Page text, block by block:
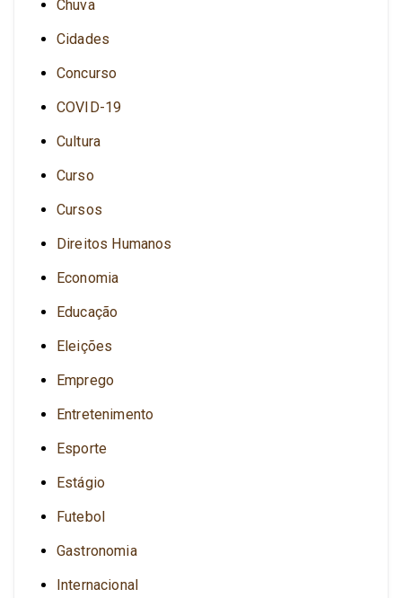
Chuva
Cidades
Concurso
COVID-19
Cultura
Curso
Cursos
Direitos Humanos
Economia
Educação
Eleições
Emprego
Entretenimento
Esporte
Estágio
Futebol
Gastronomia
Internacional